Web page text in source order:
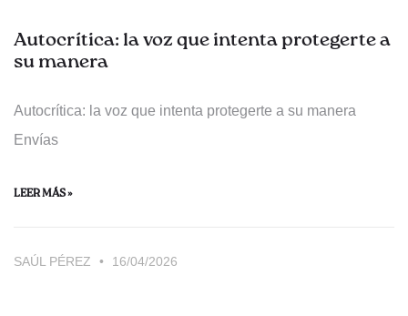
Autocrítica: la voz que intenta protegerte a
su manera
Autocrítica: la voz que intenta protegerte a su manera
Envías
LEER MÁS »
SAÚL PÉREZ 16/04/2026